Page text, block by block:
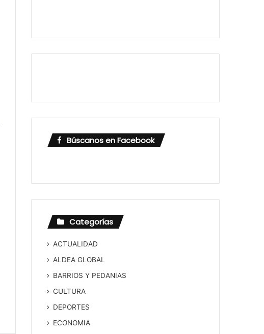
Búscanos en Facebook
Categorías
ACTUALIDAD
ALDEA GLOBAL
BARRIOS Y PEDANIAS
CULTURA
DEPORTES
ECONOMIA